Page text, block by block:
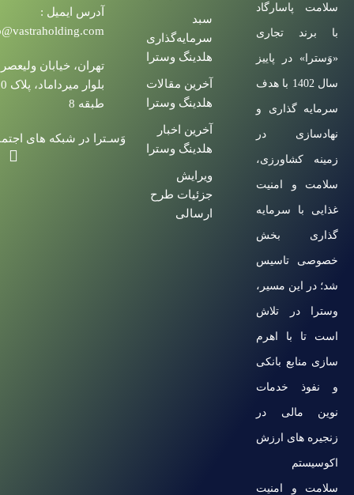
سلامت پاسارگاد
با برند تجاری
«وَسترا» در پاییز
سال 1402 با هدف
سرمایه گذاری و
نهادسازی در
زمینه کشاورزی،
سلامت و امنیت
غذایی با سرمایه
گذاری بخش
خصوصی تاسیس
شد؛ در این مسیر،
وسترا در تلاش
است تا با اهرم
سازی منابع بانکی
و نفوذ خدمات
نوین مالی در
زنجیره های ارزش
اکوسیستم
سلامت و امنیت
سبد
سرمایه‌گذاری
هلدینگ وسترا
آخرین مقالات
هلدینگ وسترا
آخرین اخبار
هلدینگ وسترا
ویرایش
جزئیات طرح
ارسالی
آدرس ایمیل :
تهران، خیابان
طبقه 8
وَسـترا در شبکه های